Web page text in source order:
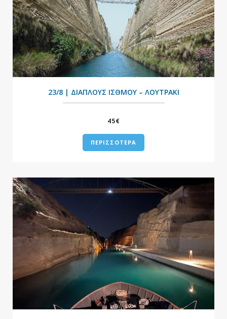
+
23/8 | ΔΙΑΠΛΟΥΣ ΙΣΘΜΟΥ – ΛΟΥΤΡΑΚΙ
45€
ΠΕΡΙΣΣΟΤΕΡΑ
+